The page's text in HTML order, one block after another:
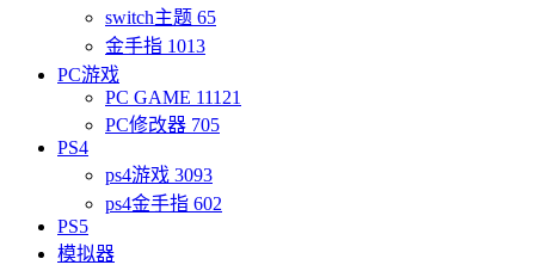
switch主题 65
金手指 1013
PC游戏
PC GAME 11121
PC修改器 705
PS4
ps4游戏 3093
ps4金手指 602
PS5
模拟器